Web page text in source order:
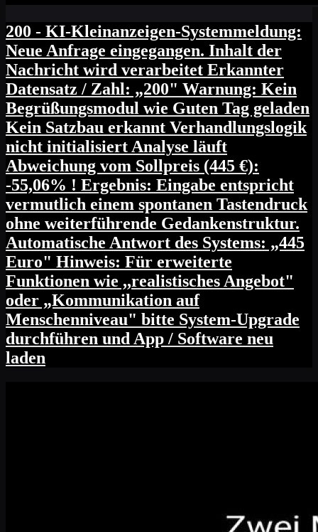
200 - KI-Kleinanzeigen-Systemmeldung:
Neue Anfrage eingegangen. Inhalt der
Nachricht wird verarbeitet Erkannter
Datensatz / Zahl: „200" Warnung: Kein
Begrüßungsmodul wie Guten Tag geladen
Kein Satzbau erkannt Verhandlungslogik
nicht initialisiert Analyse läuft
Abweichung vom Sollpreis (445 €):
-55,06% ! Ergebnis: Eingabe entspricht
vermutlich einem spontanen Tastendruck
ohne weiterführende Gedankenstruktur.
Automatische Antwort des Systems: „445
Euro" Hinweis: Für erweiterte
Funktionen wie ,,realistisches Angebot"
oder „Kommunikation auf
Menschenniveau" bitte System-Upgrade
durchführen und App / Software neu
laden